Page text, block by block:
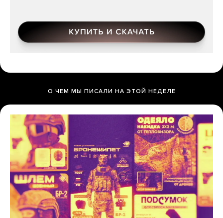
О ЧЕМ МЫ ПИСАЛИ НА ЭТОЙ НЕДЕЛЕ